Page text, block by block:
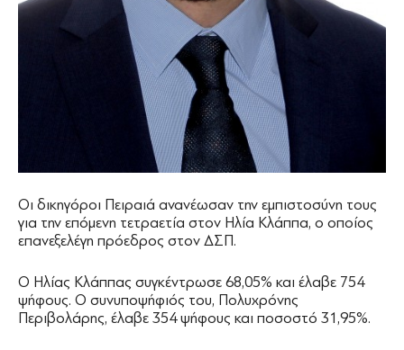
Οι δικηγόροι Πειραιά ανανέωσαν την εμπιστοσύνη τους
για την επόμενη τετραετία στον Ηλία Κλάππα, ο οποίος
επανεξελέγη πρόεδρος στον ΔΣΠ.
Ο Ηλίας Κλάππας συγκέντρωσε 68,05% και έλαβε 754
ψήφους. Ο συνυποψήφιός του, Πολυχρόνης
Περιβολάρης, έλαβε 354 ψήφους και ποσοστό 31,95%.